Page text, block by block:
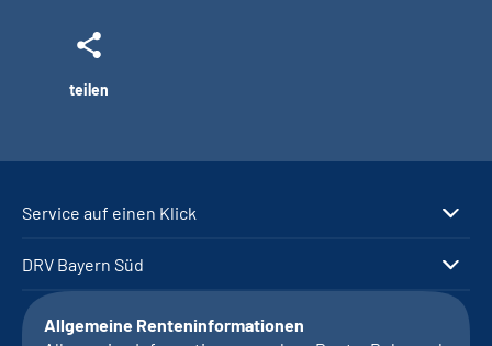
teilen
Service auf einen Klick
DRV Bayern Süd
Allgemeine Renteninformationen